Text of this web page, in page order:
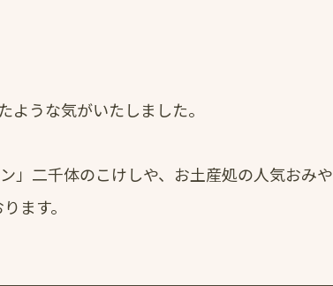
うな気がいたしました。
」二千体のこけしや、お土産処の人気おみや
ます。